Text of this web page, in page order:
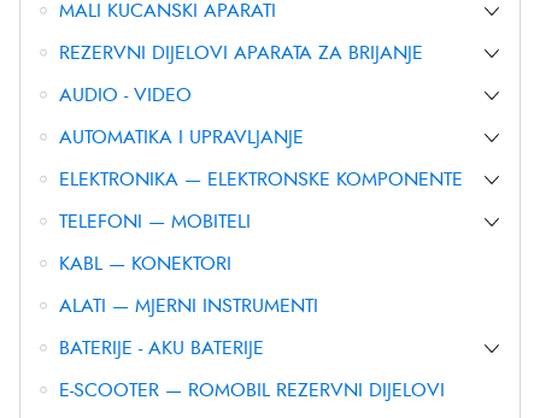
MALI KUCANSKI APARATI
REZERVNI DIJELOVI APARATA ZA BRIJANJE
AUDIO - VIDEO
AUTOMATIKA I UPRAVLJANJE
ELEKTRONIKA — ELEKTRONSKE KOMPONENTE
TELEFONI — MOBITELI
KABL — KONEKTORI
ALATI — MJERNI INSTRUMENTI
BATERIJE - AKU BATERIJE
E-SCOOTER — ROMOBIL REZERVNI DIJELOVI